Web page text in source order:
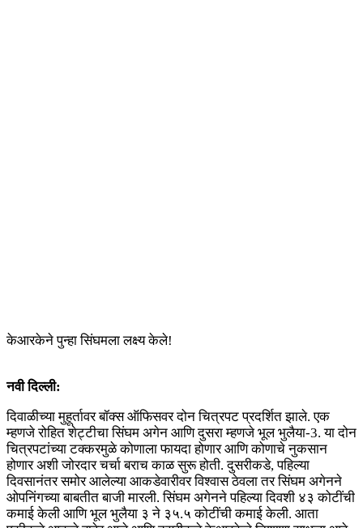
केआरकेने पुन्हा सिंघमला लक्ष्य केले!
नवी दिल्ली:
दिवाळीच्या मुहूर्तावर बॉक्स ऑफिसवर दोन चित्रपट प्रदर्शित झाले. एक
म्हणजे रोहित शेट्टीचा सिंघम अगेन आणि दुसरा म्हणजे भूल भुलैया-3. या दोन
चित्रपटांच्या टक्करमुळे कोणाला फायदा होणार आणि कोणाचे नुकसान
होणार अशी जोरदार चर्चा बराच काळ सुरू होती. दुसरीकडे, पहिल्या
दिवसानंतर समोर आलेल्या आकडेवारीवर विश्वास ठेवला तर सिंघम अगेनने
ओपनिंगच्या बाबतीत बाजी मारली. सिंघम अगेनने पहिल्या दिवशी ४३ कोटींची
कमाई केली आणि भूल भुलैया ३ ने ३५.५ कोटींची कमाई केली. आता